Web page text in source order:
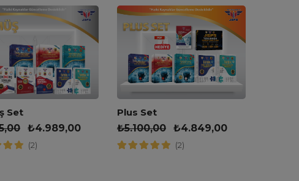
Set
₺4.989,00
(2)
Plus Set
₺5.100,00 ₺4.849,00
(2)